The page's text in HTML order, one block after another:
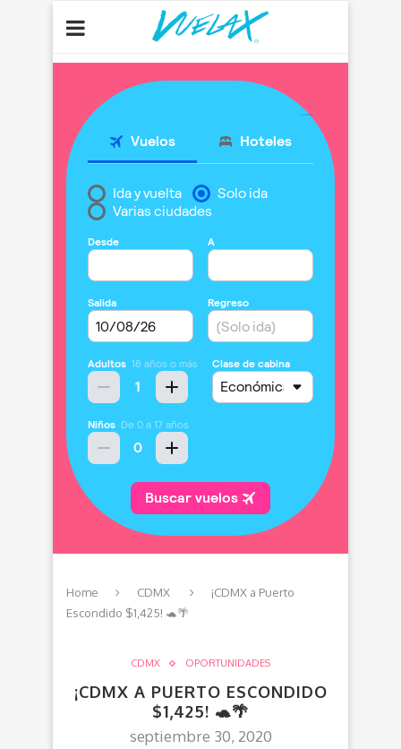
Home CDMX
¡CDMX a Puerto
Escondido $1,425! 🐢🌴
CDMX OPORTUNIDADES
¡CDMX A PUERTO ESCONDIDO
$1,425! 🐢🌴
septiembre 30, 2020